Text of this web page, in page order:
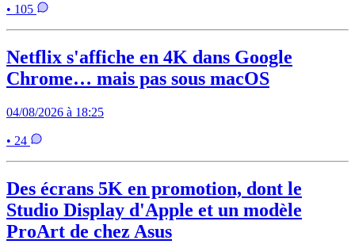
• 105
Netflix s'affiche en 4K dans Google
Chrome… mais pas sous macOS
04/08/2026 à 18:25
• 24
Des écrans 5K en promotion, dont le
Studio Display d'Apple et un modèle
ProArt de chez Asus